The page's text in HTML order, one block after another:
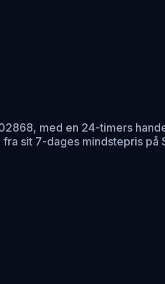
med en 24-timers
fra sit 7-dages mindstepris